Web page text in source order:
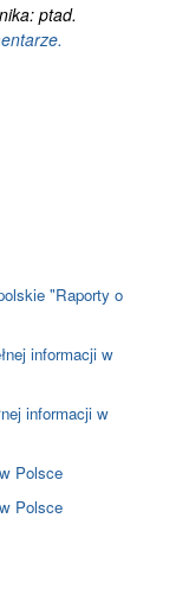
ptad.
"Raporty o
informacji w
informacji w
Polsce
Polsce